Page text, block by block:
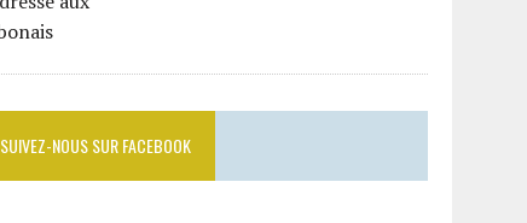
SUIVEZ-NOUS SUR FACEBOOK